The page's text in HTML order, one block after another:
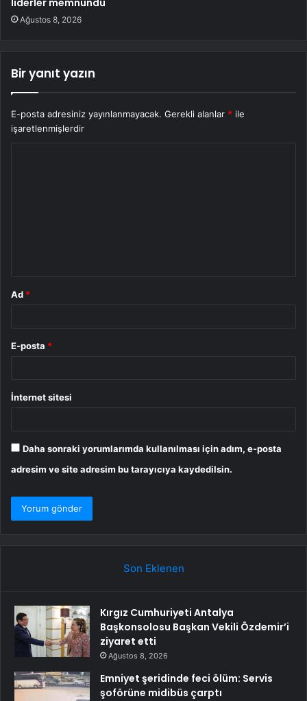
Ağustos 8, 2026
Bir yanıt yazın
E-posta adresiniz yayınlanmayacak. Gerekli alanlar * ile
işaretlenmişlerdir
Ad *
E-posta *
İnternet sitesi
Daha sonraki yorumlarımda kullanılması için adım, e-posta
adresim ve site adresim bu tarayıcıya kaydedilsin.
Son Eklenen
Kırgız Cumhuriyeti Antalya
Başkonsolosu Başkan Vekili Özdemir’i
ziyaret etti
Ağustos 8, 2026
Emniyet şeridinde feci ölüm: Servis
şoförüne midibüs çarptı